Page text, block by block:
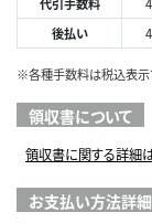
後払い
※各種手数料は税込表示
領収書について
領収書に関する詳細は
お支払い方法詳細